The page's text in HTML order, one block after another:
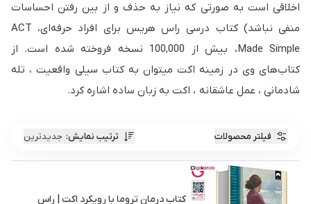
اخلاقی است به صورتی که نیاز به حذف و از بین رفتن احساسات
منفی نباشد) كتاب درسی راس هریس برای افراد حرفه‌ای، ACT
Made Simple، بیش از 100,000 نسخه فروخته شده است. از
کتاب‌های وی در زمینه اکت میتوان به کتاب سیلی واقعیت ، تله
شادمانی ، عمل عاشقانه ، اکت به زبان ساده اشاره کرد.
فیلتر محصولات ترتیب نمایش: جدیدترین
کتاب درمان تروما با رویکرد اکت | راس